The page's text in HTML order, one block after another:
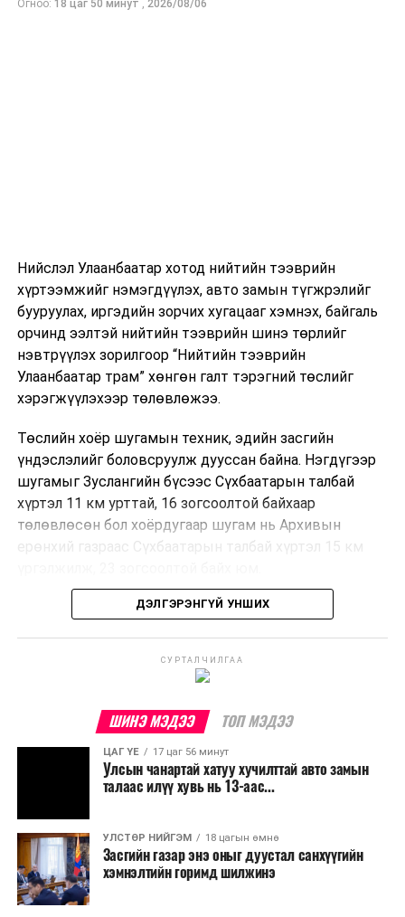
Огноо: 18 цаг 50 минут , 2026/08/06
Нийслэл Улаанбаатар хотод нийтийн тээврийн
хүртээмжийг нэмэгдүүлэх, авто замын түгжрэлийг
бууруулах, иргэдийн зорчих хугацааг хэмнэх, байгаль
орчинд ээлтэй нийтийн тээврийн шинэ төрлийг
нэвтрүүлэх зорилгоор “Нийтийн тээврийн
Улаанбаатар трам” хөнгөн галт тэрэгний төслийг
хэрэгжүүлэхээр төлөвлөжээ.
Төслийн хоёр шугамын техник, эдийн засгийн
үндэслэлийг боловсруулж дууссан байна. Нэгдүгээр
шугамыг Зуслангийн бүсээс Сүхбаатарын талбай
хүртэл 11 км урттай, 16 зогсоолтой байхаар
төлөвлөсөн бол хоёрдугаар шугам нь Архивын
ерөнхий газраас Сүхбаатарын талбай хүртэл 15 км
Төслийг бүрэн хэрэгжүүлснээр цагт 10-12 мянган
Трамвайн системийг хөгжүүлснээр нийтийн тээвэрт
суурилсан хот төлөвлөлтийг дэмжиж, шугам болон
зогсоолуудыг түшиглэсэн худалдаа, үйлчилгээ, орон
сууцны шинэ бүсүүд бий болох боломжтой. Үүний
зэрэгцээ ажлын байр нэмэгдэх, жижиг, дунд
бизнесийн үйл ажиллагаа өргөжих, үл хөдлөх
хөрөнгийн үнэ цэнэ өсөх зэрэг эдийн засгийн эерэг
үр нөлөө үзүүлнэ гэж тооцсон байна.
Трамвай нь цахилгаан эрчим хүчээр ажилладаг тул
ДЭЛГЭРЭНГҮЙ УНШИХ
СУРТАЛЧИЛГАА
ШИНЭ МЭДЭЭ ТОП МЭДЭЭ
ЦАГ ҮЕ 17 цаг 56 минут
Улсын чанартай хатуу хучилттай авто замын
талаас илүү хувь нь 13-аас...
УЛСТӨР НИЙГЭМ 18 цагын өмнө
Засгийн газар энэ оныг дуустал санхүүгийн
хэмнэлтийн горимд шилжинэ